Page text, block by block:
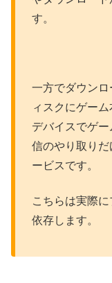
す。
一方でダウン
ィスクにゲー
デバイスでゲ
信のやり取り
ービスです。
こちらは実際
依存します。